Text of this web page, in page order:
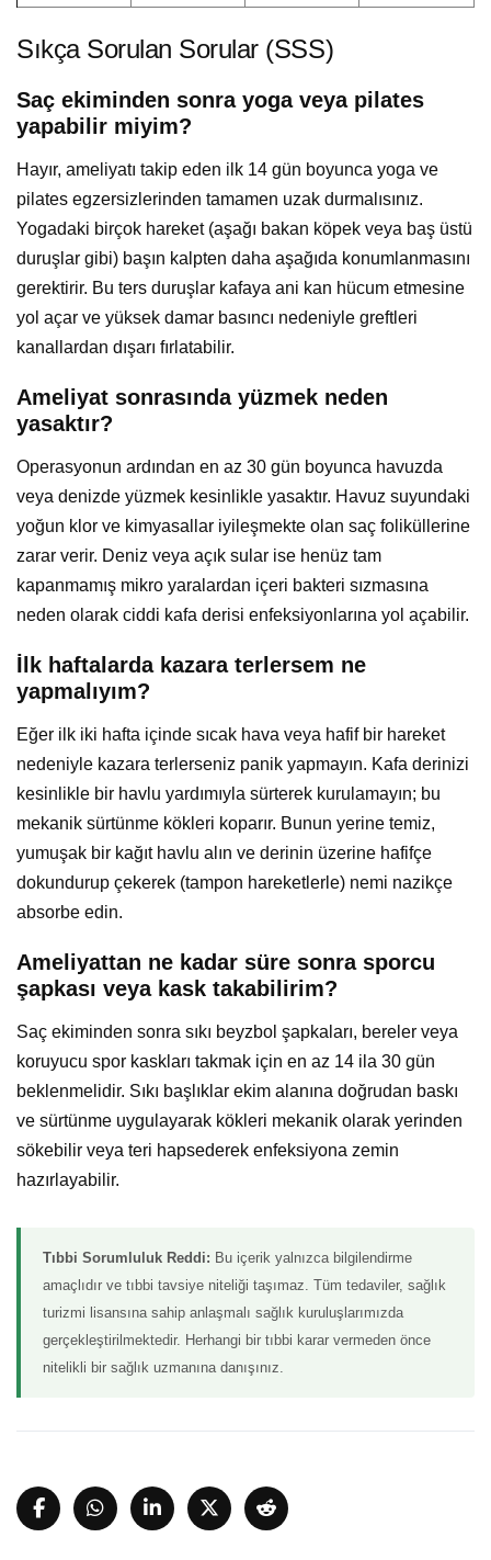
Sıkça Sorulan Sorular (SSS)
Saç ekiminden sonra yoga veya pilates
yapabilir miyim?
Hayır, ameliyatı takip eden ilk 14 gün boyunca yoga ve
pilates egzersizlerinden tamamen uzak durmalısınız.
Yogadaki birçok hareket (aşağı bakan köpek veya baş üstü
duruşlar gibi) başın kalpten daha aşağıda konumlanmasını
gerektirir. Bu ters duruşlar kafaya ani kan hücum etmesine
yol açar ve yüksek damar basıncı nedeniyle greftleri
kanallardan dışarı fırlatabilir.
Ameliyat sonrasında yüzmek neden
yasaktır?
Operasyonun ardından en az 30 gün boyunca havuzda
veya denizde yüzmek kesinlikle yasaktır. Havuz suyundaki
yoğun klor ve kimyasallar iyileşmekte olan saç foliküllerine
zarar verir. Deniz veya açık sular ise henüz tam
kapanmamış mikro yaralardan içeri bakteri sızmasına
neden olarak ciddi kafa derisi enfeksiyonlarına yol açabilir.
İlk haftalarda kazara terlersem ne
yapmalıyım?
Eğer ilk iki hafta içinde sıcak hava veya hafif bir hareket
nedeniyle kazara terlerseniz panik yapmayın. Kafa derinizi
kesinlikle bir havlu yardımıyla sürterek kurulamayın; bu
mekanik sürtünme kökleri koparır. Bunun yerine temiz,
yumuşak bir kağıt havlu alın ve derinin üzerine hafifçe
dokundurup çekerek (tampon hareketlerle) nemi nazikçe
absorbe edin.
Ameliyattan ne kadar süre sonra sporcu
şapkası veya kask takabilirim?
Saç ekiminden sonra sıkı beyzbol şapkaları, bereler veya
koruyucu spor kaskları takmak için en az 14 ila 30 gün
beklenmelidir. Sıkı başlıklar ekim alanına doğrudan baskı
ve sürtünme uygulayarak kökleri mekanik olarak yerinden
sökebilir veya teri hapsederek enfeksiyona zemin
hazırlayabilir.
Tıbbi Sorumluluk Reddi: Bu içerik yalnızca bilgilendirme
amaçlıdır ve tıbbi tavsiye niteliği taşımaz. Tüm tedaviler, sağlık
turizmi lisansına sahip anlaşmalı sağlık kuruluşlarımızda
gerçekleştirilmektedir. Herhangi bir tıbbi karar vermeden önce
nitelikli bir sağlık uzmanına danışınız.